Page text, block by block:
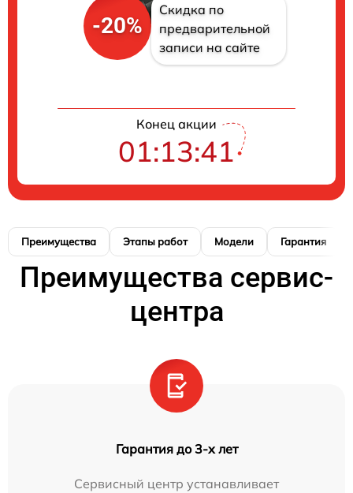
-20%
Скидка по
предварительной
записи на сайте
Конец акции
01:13:40
Преимущества Этапы работ Модели Гарантия
Преимущества сервис-
центра
Гарантия до 3-х лет
Сервисный центр устанавливает